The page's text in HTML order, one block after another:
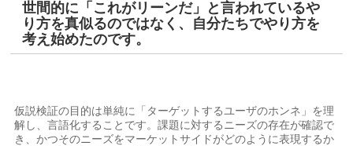
世間的に「これがリーンだ」と言われているや
り方を真似るのではなく、自分たちでやり方を
考え始めたのです。
仮説検証の目的は単純に「ターゲットするユーザのホンネ」を理
解し、言語化することです。課題に対するニーズの存在が確認で
き、かつそのニーズをマーケットサイドがどのように表現するか